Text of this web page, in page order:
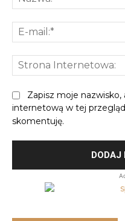
Zapisz moje
internetową w tej
skomentuję.